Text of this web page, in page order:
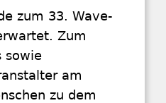
zum 33. Wave-
Zum
sowie
am
zu dem